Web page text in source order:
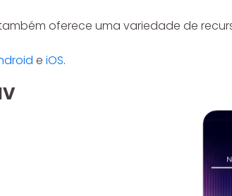
oferece uma variedade de
e iOS.